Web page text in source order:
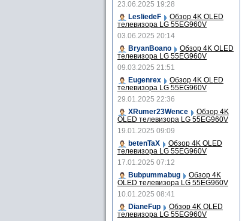
23.06.2025 19:28
LesliedeF
Обзор 4K OLED
телевизора LG 55EG960V
03.06.2025 20:14
BryanBoano
Обзор 4K OLED
телевизора LG 55EG960V
09.03.2025 21:51
Eugenrex
Обзор 4K OLED
телевизора LG 55EG960V
29.01.2025 22:36
XRumer23Wence
Обзор 4K
OLED телевизора LG 55EG960V
19.01.2025 09:09
betenTaX
Обзор 4K OLED
телевизора LG 55EG960V
17.01.2025 07:12
Bubpummabug
Обзор 4K
OLED телевизора LG 55EG960V
10.01.2025 08:41
DianeFup
Обзор 4K OLED
телевизора LG 55EG960V